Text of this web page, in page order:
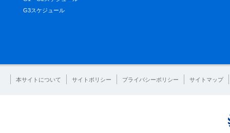
G3スケジュール
本サイトについて サイトポリシー プライバシーポリシー サイトマップ